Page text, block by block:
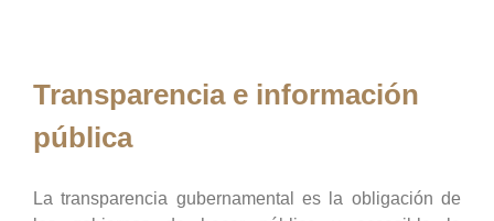
Transparencia e información
pública
La transparencia gubernamental es la obligación de